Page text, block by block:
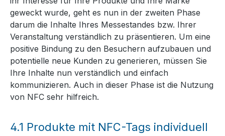
geweckt wurde, geht es nun in der zweiten Phase
darum die Inhalte Ihres Messestandes bzw. Ihrer
Veranstaltung verständlich zu präsentieren. Um eine
positive Bindung zu den Besuchern aufzubauen und
potentielle neue Kunden zu generieren, müssen Sie
Ihre Inhalte nun verständlich und einfach
kommunizieren. Auch in dieser Phase ist die Nutzung
von NFC sehr hilfreich.
4.1 Produkte mit NFC-Tags individuell